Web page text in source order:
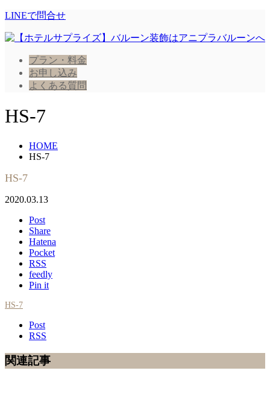
LINEで問合せ
プラン・料金
お申し込み
よくある質問
HS-7
HOME
HS-7
HS-7
2020.03.13
Post
Share
Hatena
Pocket
RSS
feedly
Pin it
HS-7
Post
RSS
関連記事